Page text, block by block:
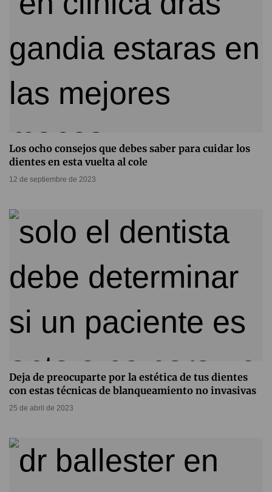
Los ocho consejos que debes saber para cuidar los
dientes en esta vuelta al cole
12 de septiembre de 2023
Deja de preocuparte por la estética de tus dientes
con estas técnicas de blanqueamiento no invasivas
25 de abril de 2023